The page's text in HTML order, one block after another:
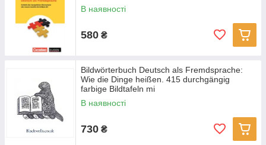
В наявності
580 ₴
Bildwörterbuch Deutsch als Fremdsprache:
Wie die Dinge heißen. 415 durchgängig
farbige Bildtafeln mi
В наявності
730 ₴